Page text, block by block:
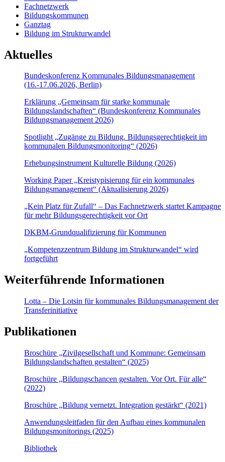
Fachnetzwerk
Bildungskommunen
Ganztag
Bildung im Strukturwandel
Aktuelles
Bundeskonferenz Kommunales Bildungsmanagement
(16.-17.06.2026, Berlin)
Erklärung „Gemeinsam für starke kommunale
Bildungslandschaften“ (Bundeskonferenz Kommunales
Bildungsmanagement 2026)
Spotlight „Zugänge zu Bildung. Bildungsgerechtigkeit im
kommunalen Bildungsmonitoring“ (2026)
Erhebungsinstrument Kulturelle Bildung (2026)
Working Paper „Kreistypisierung für ein kommunales
Bildungsmanagement“ (Aktualisierung 2026)
„Kein Platz für Zufall“ – Das Fachnetzwerk startet Kampagne
für mehr Bildungsgerechtigkeit vor Ort
DKBM-Grundqualifizierung für Kommunen
„Kompetenzzentrum Bildung im Strukturwandel“ wird
fortgeführt
Weiterführende Informationen
Lotta – Die Lotsin für kommunales Bildungsmanagement der
Transferinitiative
Publikationen
Broschüre „Zivilgesellschaft und Kommune: Gemeinsam
Bildungslandschaften gestalten“ (2025)
Broschüre „Bildungschancen gestalten. Vor Ort. Für alle“
(2022)
Broschüre „Bildung vernetzt. Integration gestärkt“ (2021)
Anwendungsleitfaden für den Aufbau eines kommunalen
Bildungsmonitorings (2025)
Bibliothek